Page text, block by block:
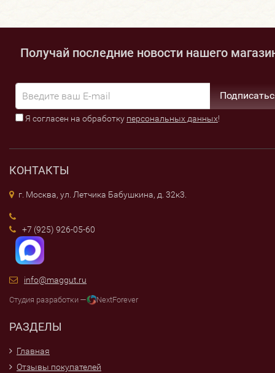
Получай последние новости нашего
Я согласен на обработку персональных данных!
КОНТАКТЫ
г. Москва, ул. Летчика Бабушкина, д. 32к3.
+7 (925) 926-05-60
info@maggut.ru
Студия разработки — NextForever
РАЗДЕЛЫ
Главная
Отзывы покупателей